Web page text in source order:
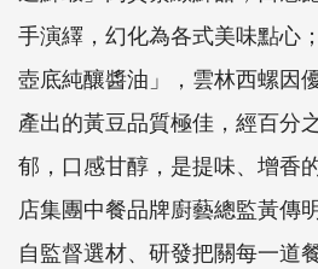
手演繹，幻化為各式美味點心
壺底純釀醬油」，雲林西螺因
產出的黃豆品質極佳，經百分
郁，口感甘醇，是提味、增香
店集團中餐品牌廚藝總監黃傳
自監督選材、研發把關每一道